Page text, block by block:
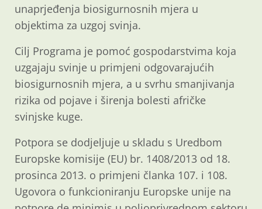
unaprjeđenja biosigurnosnih mjera u
objektima za uzgoj svinja.
Cilj Programa je pomoć gospodarstvima koja
uzgajaju svinje u primjeni odgovarajućih
biosigurnosnih mjera, a u svrhu smanjivanja
rizika od pojave i širenja bolesti afričke
svinjske kuge.
Potpora se dodjeljuje u skladu s Uredbom
Europske komisije (EU) br. 1408/2013 od 18.
prosinca 2013. o primjeni članka 107. i 108.
Ugovora o funkcioniranju Europske unije na